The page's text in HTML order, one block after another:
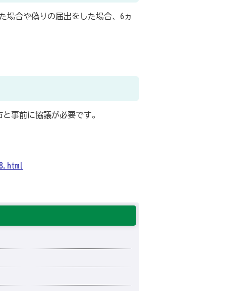
場合や偽りの届出をした場合、6ヵ
事前に協議が必要です。